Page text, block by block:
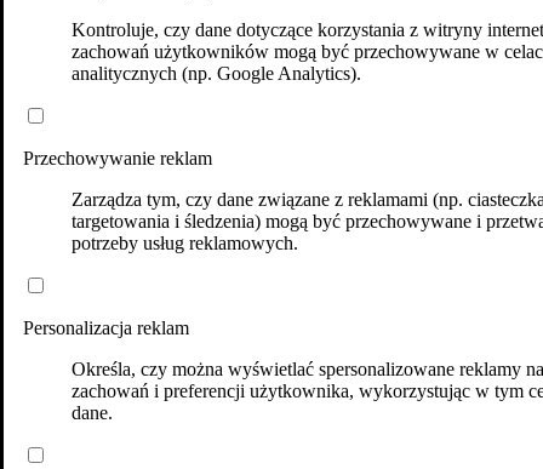
Kontroluje, czy dane dotyczące korzystania z witryny
zachowań użytkowników mogą być przechowywane w
analitycznych (np. Google Analytics).
Przechowywanie reklam
Zarządza tym, czy dane związane z reklamami (np.
targetowania i śledzenia) mogą być przechowywane i
potrzeby usług reklamowych.
Personalizacja reklam
Określa, czy można wyświetlać spersonalizowane reklamy
zachowań i preferencji użytkownika, wykorzystując w tym
dane.